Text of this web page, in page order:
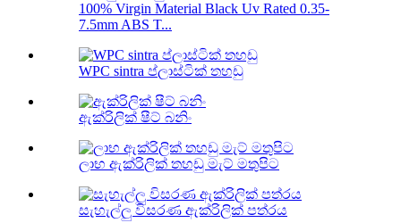
100% Virgin Material Black Uv Rated 0.35-
7.5mm ABS T...
WPC sintra ප්ලාස්ටික් තහඩු
ඇක්රිලික් ෂීට් බනිං
ලාභ ඇක්රිලික් තහඩු මැට් මතුපිට
සැහැල්ලු විසරණ ඇක්රිලික් පත්රය